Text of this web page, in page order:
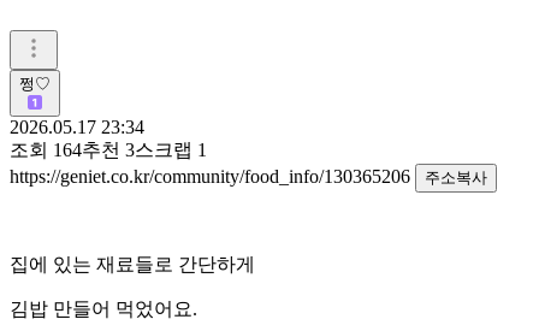
쩡♡
2026.05.17 23:34
조회 164추천 3스크랩 1
https://geniet.co.kr/community/food_info/130365206
주소복사
집에 있는 재료들로 간단하게
김밥 만들어 먹었어요.